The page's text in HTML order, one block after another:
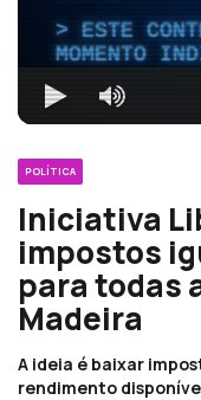
ESTE
MOMENTO
POLÍTICA
Iniciativa
impostos
para todas
Madeira
A ideia é baixar
rendimento